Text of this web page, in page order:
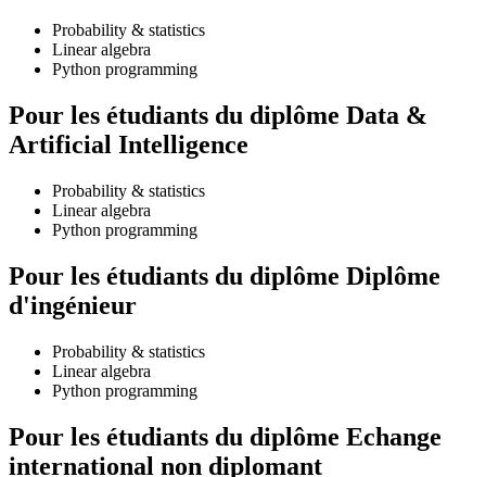
Probability & statistics
Linear algebra
Python programming
Pour les étudiants du diplôme Data &
Artificial Intelligence
Probability & statistics
Linear algebra
Python programming
Pour les étudiants du diplôme Diplôme
d'ingénieur
Probability & statistics
Linear algebra
Python programming
Pour les étudiants du diplôme Echange
international non diplomant